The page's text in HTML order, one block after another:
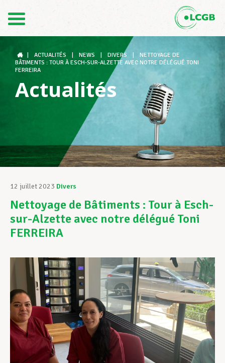
DE
Le LCGB
Structures syndicales
Assistance au Travail
Vos droits
Développement professionnel
Devenir Membre
ACTUALITÉS NEWS DIVERS
NETTOYAGE DE
BÂTIMENTS : TOUR À ESCH-SUR-ALZETTE AVEC NOTRE DÉLÉGUÉ TONI
FERREIRA
Actualités
12 juillet 2023 Divers
Nettoyage de Bâtiments : Tour à Esch-
sur-Alzette avec notre délégué Toni
FERREIRA